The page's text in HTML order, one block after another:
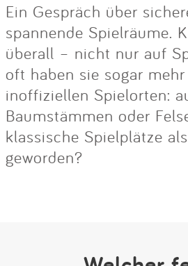
Ein Gespräch über
spannende Spielräume.
überall – nicht nur auf
oft haben sie sogar
inoffiziellen Spielorten:
Baumstämmen oder
klassische Spielplätze
geworden?